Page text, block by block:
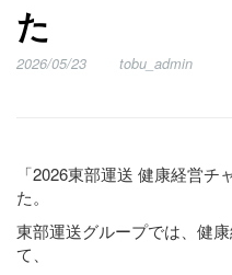
た
2026/05/23 tobu_admin
「2026東部運送 健康経営
た。
東部運送グループでは、健
て、